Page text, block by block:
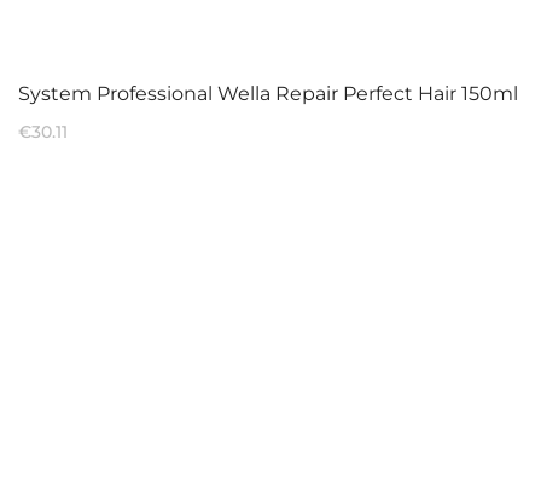
System Professional Wella Repair Perfect Hair 150ml
€30.11